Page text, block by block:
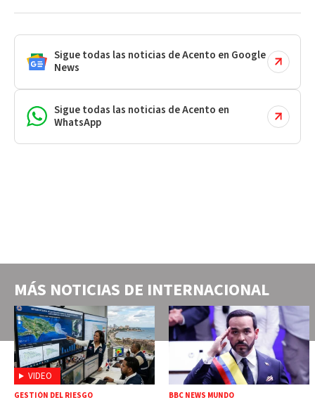
Sigue todas las noticias de Acento en Google
News
Sigue todas las noticias de Acento en
WhatsApp
MÁS NOTICIAS DE INTERNACIONAL
VIDEO
GESTIÓN DEL RIESGO BBC NEWS MUNDO